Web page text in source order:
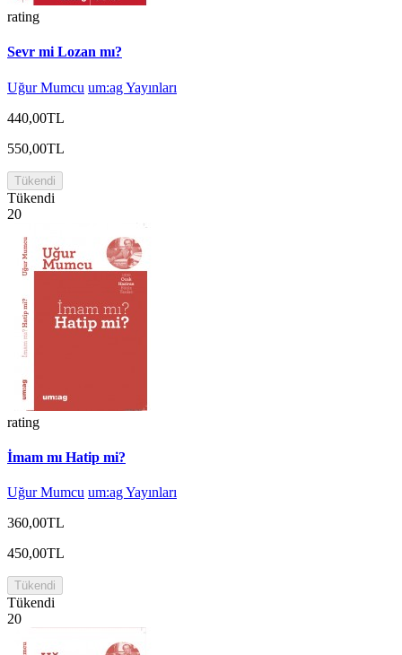
rating
Sevr mi Lozan mı?
Uğur Mumcu um:ag Yayınları
440,00TL
550,00TL
Tükendi
Tükendi
20
rating
İmam mı Hatip mi?
Uğur Mumcu um:ag Yayınları
360,00TL
450,00TL
Tükendi
Tükendi
20